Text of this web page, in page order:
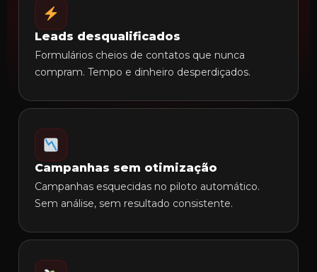
Leads desqualificados
Formulários cheios de contatos que nunca
compram. Tempo e dinheiro desperdiçados.
Campanhas sem otimização
Campanhas esquecidas no piloto automático.
Sem análise, sem resultado consistente.